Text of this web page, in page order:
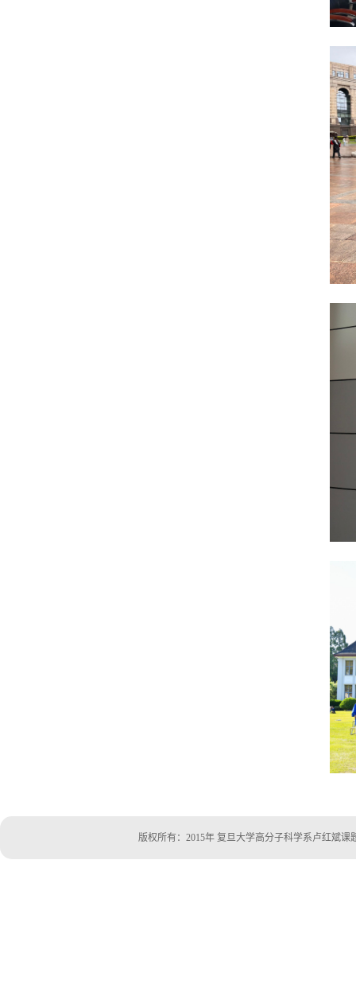
版权所有：2015年 复旦大学高分子科学系卢